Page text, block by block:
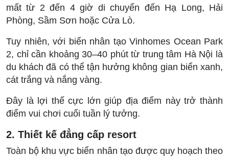
mất từ 2 đến 4 giờ di chuyển đến Hạ Long, Hải
Phòng, Sầm Sơn hoặc Cửa Lò.
Tuy nhiên, với biển nhân tạo Vinhomes Ocean Park
2, chỉ cần khoảng 30–40 phút từ trung tâm Hà Nội là
du khách đã có thể tận hưởng không gian biển xanh,
cát trắng và nắng vàng.
Đây là lợi thế cực lớn giúp địa điểm này trở thành
điểm vui chơi cuối tuần lý tưởng.
2. Thiết kế đẳng cấp resort
Toàn bộ khu vực biển nhân tạo được quy hoạch theo